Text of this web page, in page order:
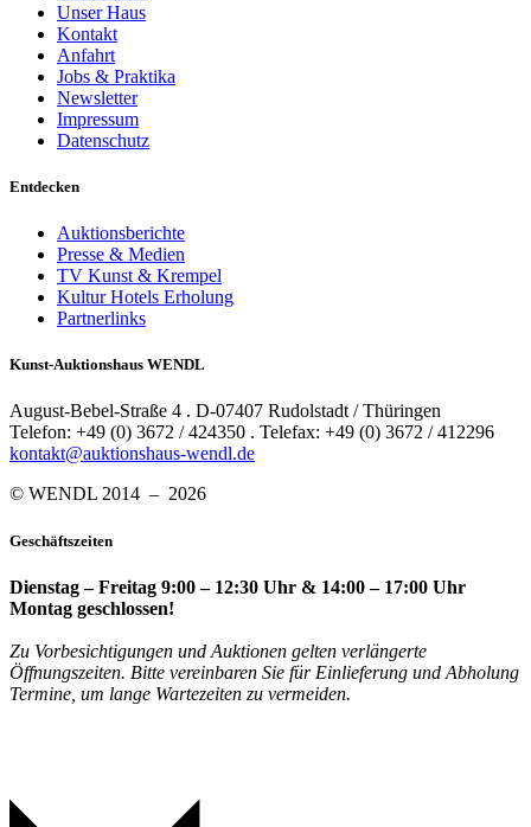
Unser Haus
Kontakt
Anfahrt
Jobs & Praktika
Newsletter
Impressum
Datenschutz
Entdecken
Auktionsberichte
Presse & Medien
TV Kunst & Krempel
Kultur Hotels Erholung
Partnerlinks
Kunst-Auktionshaus WENDL
August-Bebel-Straße 4 . D-07407 Rudolstadt / Thüringen
Telefon: +49 (0) 3672 / 424350 . Telefax: +49 (0) 3672 / 412296
kontakt@auktionshaus-wendl.de
© WENDL 2014 – 2026
Geschäftszeiten
Dienstag – Freitag 9:00 – 12:30 Uhr & 14:00 – 17:00 Uhr
Montag geschlossen!
Zu Vorbesichtigungen und Auktionen gelten verlängerte
Öffnungszeiten. Bitte vereinbaren Sie für Einlieferung und Abholung
Termine, um lange Wartezeiten zu vermeiden.